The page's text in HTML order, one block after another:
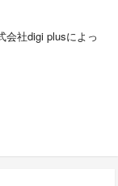
会社digi plusによっ